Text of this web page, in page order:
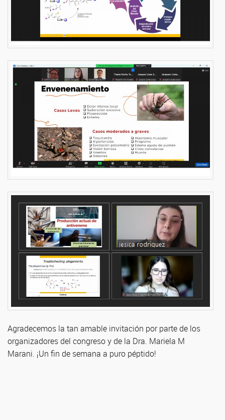
Agradecemos la tan amable invitación por parte de los
organizadores del congreso y de la Dra. Mariela M
Marani. ¡Un fin de semana a puro péptido!